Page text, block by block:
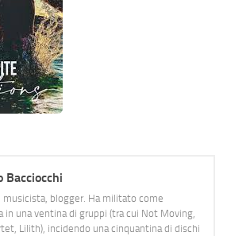
Bacciocchi
musicista, blogger. Ha militato come
in una ventina di gruppi (tra cui Not Moving,
Lilith), incidendo una cinquantina di dischi